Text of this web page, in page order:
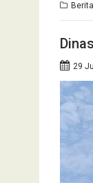
Berita
29